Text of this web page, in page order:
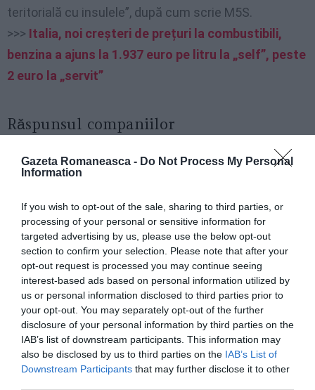
Gazeta Romaneasca - Do Not Process My Personal
Information
If you wish to opt-out of the sale, sharing to third parties, or
processing of your personal or sensitive information for
targeted advertising by us, please use the below opt-out
section to confirm your selection. Please note that after your
opt-out request is processed you may continue seeing
interest-based ads based on personal information utilized by
us or personal information disclosed to third parties prior to
your opt-out. You may separately opt-out of the further
disclosure of your personal information by third parties on the
IAB’s list of downstream participants. This information may
also be disclosed by us to third parties on the IAB’s List of
Downstream Participants that may further disclose it to other
teritorială cu insulele”, după cum scrie M5S.
>>> Italia, noi creșteri de prețuri la combustibili,
benzina a ajuns la 1.937 euro pe litru la „self”, peste
2 euro la „servit”
Răspunsul companiilor
Dar mai ales din partea companiilor aeriene a venit un
răspuns dur. Assaereo și Ibar, care reunesc multe
activitatea în țară,au definit reglementările drept
„punitive”, subliniind că până acum „au trecut
vârfurile cererii legate de sezonul estival” și că o
încercare de a limita libera concurență „ar putea
genera impacturi negative asupra ofertei și prețurilor
biletelor”.
Cea mai aprinsă reacție a venit de la Ryanair, al cărei